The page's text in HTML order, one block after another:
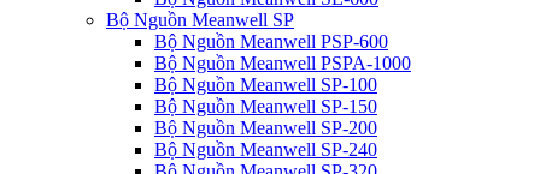
Bộ Nguồn Meanwell SP
Bộ Nguồn Meanwell PSP-600
Bộ Nguồn Meanwell PSPA-1000
Bộ Nguồn Meanwell SP-100
Bộ Nguồn Meanwell SP-150
Bộ Nguồn Meanwell SP-200
Bộ Nguồn Meanwell SP-240